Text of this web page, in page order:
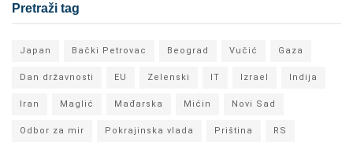
Pretraži tag
Japan Bački Petrovac Beograd Vučić Gaza
Dan državnosti EU Zelenski IT Izrael Indija
Iran Maglić Mađarska Mićin Novi Sad
Odbor za mir Pokrajinska vlada Priština RS